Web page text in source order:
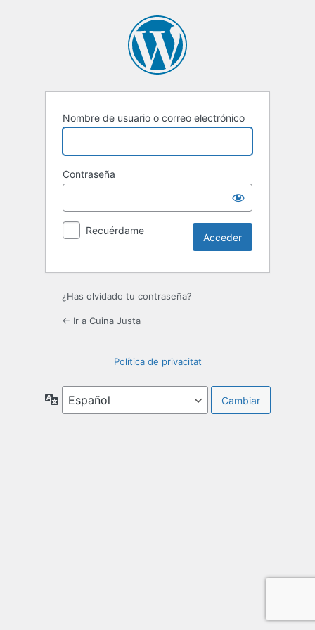
Nombre de usuario o correo electrónico
Contraseña
Recuérdame
¿Has olvidado tu contraseña?
← Ir a Cuina Justa
Política de privacitat
Idioma